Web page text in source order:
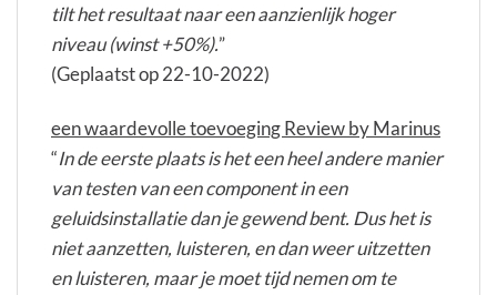
tilt het resultaat naar een aanzienlijk hoger
niveau (winst +50%).”
(Geplaatst op 22-10-2022)
een waardevolle toevoeging Review by Marinus
“In de eerste plaats is het een heel andere manier
van testen van een component in een
geluidsinstallatie dan je gewend bent. Dus het is
niet aanzetten, luisteren, en dan weer uitzetten
en luisteren, maar je moet tijd nemen om te